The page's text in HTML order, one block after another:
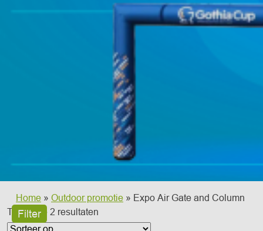
Home » Outdoor promotie » Expo Air Gate and Column
Filter
Toont alle 2 resultaten